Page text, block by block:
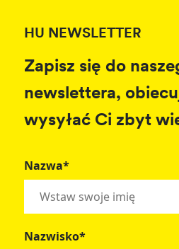
HU NEWSLETTER
Zapisz się do
newslettera,
wysyłać Ci zbyt
Nazwa*
Nazwisko*